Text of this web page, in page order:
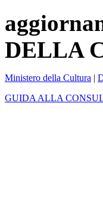
DELLA
Ministero della Cultura |
GUIDA ALLA